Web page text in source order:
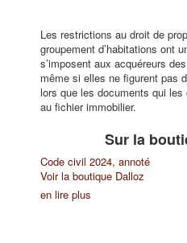
Les restrictions au droit de
groupement d’habitations ont
s’imposent aux acquéreurs
même si elles ne figurent pas
lors que les documents qui
au fichier immobilier.
Sur la
Code civil 2024, annoté
Voir la boutique Dalloz
en lire plus